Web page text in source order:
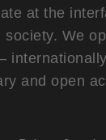
at the
society. We
and open